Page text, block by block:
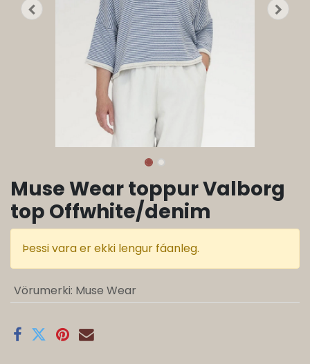
Muse Wear toppur Valborg
top Offwhite/denim
Þessi vara er ekki lengur fáanleg.
Vörumerki: Muse Wear